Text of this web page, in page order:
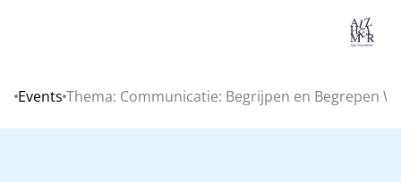
Home
Events Thema: Communicatie: Begrijpen en Begrepen